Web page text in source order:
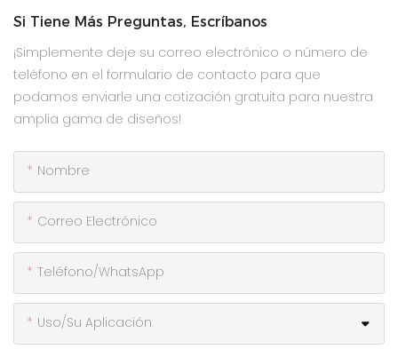
Si Tiene Más Preguntas, Escríbanos
¡Simplemente deje su correo electrónico o número de
teléfono en el formulario de contacto para que
podamos enviarle una cotización gratuita para nuestra
amplia gama de diseños!
Nombre
Correo Electrónico
Teléfono/WhatsApp
Uso/Su Aplicación